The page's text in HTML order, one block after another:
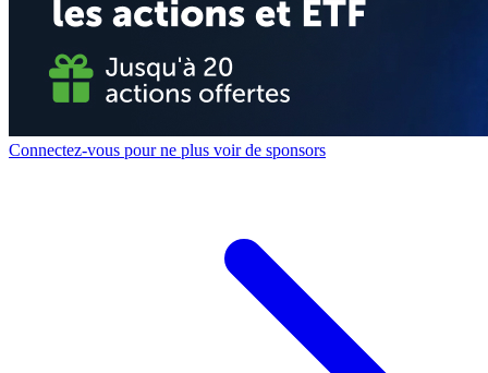
Connectez-vous pour ne plus voir de sponsors